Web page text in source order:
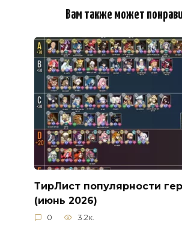
Вам также может
ТирЛист популярности
(июнь 2026)
0 3.2к.